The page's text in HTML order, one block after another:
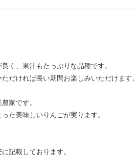
く、果汁もたっぷりな品種です。
だければ長い期間お楽しみいただけます。
家です。
た美味しいりんごが実ります。
記載しております。